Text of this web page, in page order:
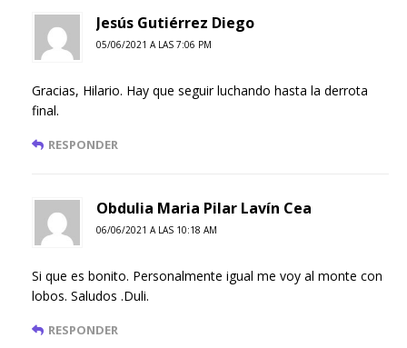
Jesús Gutiérrez Diego
05/06/2021 A LAS 7:06 PM
Gracias, Hilario. Hay que seguir luchando hasta la derrota
final.
RESPONDER
Obdulia Maria Pilar Lavín Cea
06/06/2021 A LAS 10:18 AM
Si que es bonito. Personalmente igual me voy al monte con
lobos. Saludos .Duli.
RESPONDER